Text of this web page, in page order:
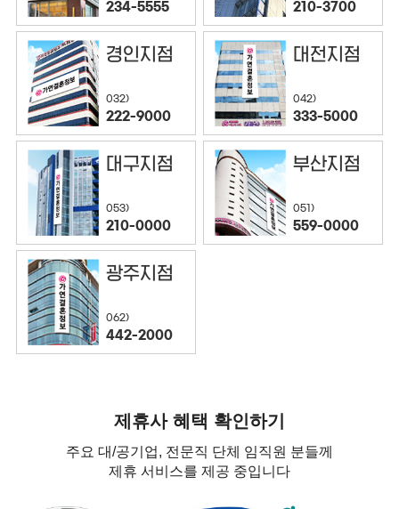
234-5555 210-3700
경인지점
032)
222-9000
대전지점
042)
333-5000
대구지점
053)
210-0000
부산지점
051)
559-0000
광주지점
062)
442-2000
제휴사 혜택 확인하기
주요 대/공기업, 전문직 단체 임직원 분들께
제휴 서비스를 제공 중입니다